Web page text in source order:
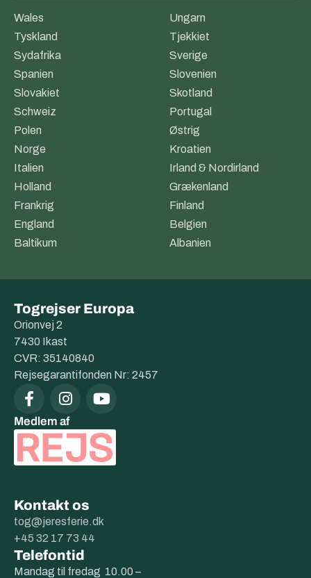
Wales
Ungarn
Tyskland
Tjekkiet
Sydafrika
Sverige
Spanien
Slovenien
Slovakiet
Skotland
Schweiz
Portugal
Polen
Østrig
Norge
Kroatien
Italien
Irland & Nordirland
Holland
Grækenland
Frankrig
Finland
England
Belgien
Baltikum
Albanien
Togrejser Europa
Orionvej 2
7430 Ikast
CVR: 35140840
Rejsegarantifonden Nr: 2457
Medlem af
Kontakt os
tog@jeresferie.dk
+45 32 17 73 44
Telefontid
Mandag til fredag 10.00 –